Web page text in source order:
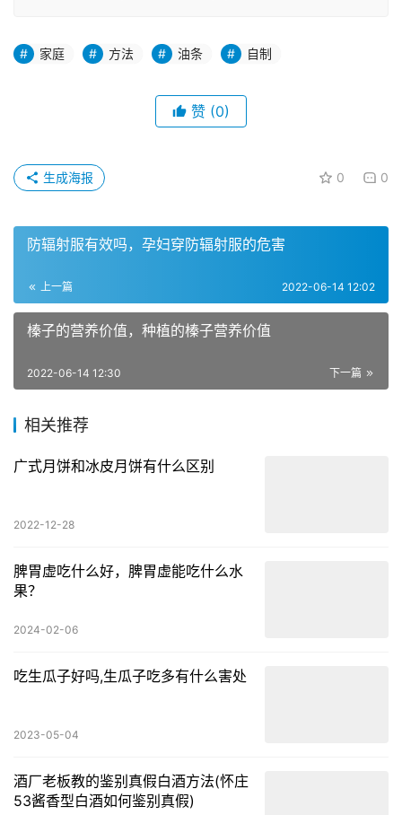
家庭 方法 油条 自制
赞 (0)
0 0
生成海报
防辐射服有效吗，孕妇穿防辐射服的危害
上一篇 2022-06-14 12:02
榛子的营养价值，种植的榛子营养价值
下一篇
2022-06-14 12:30
相关推荐
广式月饼和冰皮月饼有什么区别
2022-12-28
脾胃虚吃什么好，脾胃虚能吃什么水
果？
2024-02-06
吃生瓜子好吗,生瓜子吃多有什么害处
2023-05-04
酒厂老板教的鉴别真假白酒方法(怀庄
53酱香型白酒如何鉴别真假)